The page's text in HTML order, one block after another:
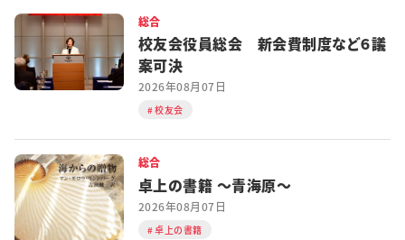
総合
校友会役員総会 新会費制度など６議
案可決
2026年08月07日
校友会
総合
卓上の書籍 ～青海原～
2026年08月07日
卓上の書籍